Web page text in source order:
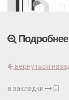
вернуться
в закладки